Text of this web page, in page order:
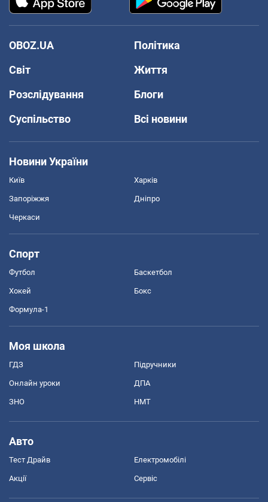
OBOZ.UA
Політика
Світ
Життя
Розслідування
Блоги
Суспільство
Всі новини
Новини України
Київ Харків
Запоріжжя Дніпро
Черкаси
Спорт
Футбол Баскетбол
Хокей Бокс
Формула-1
Моя школа
ГДЗ Підручники
Онлайн уроки ДПА
ЗНО НМТ
Авто
Тест Драйв Електромобілі
Акції Сервіс